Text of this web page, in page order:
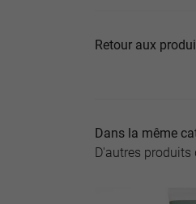
Retour aux
Dans la même
D'autres